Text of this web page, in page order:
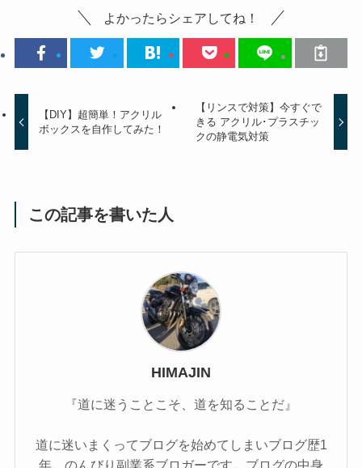
よかったらシェアしてね！
【DIY】超簡単！アクリル
ボックスを自作してみた！
【リンスで対策】今すぐで
きる アクリル･プラスチッ
クの静電気対策
この記事を書いた人
HIMAJIN
『道に迷うことこそ、道を知ることだ』
道に迷いまくってブログを始めてしまいブログ歴1
年、のんびり副業系ブロガーです。ブログの中身